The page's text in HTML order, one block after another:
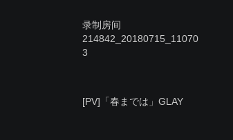
录制房间
214842_20180715_11070
3
[PV]「春までは」GLAY